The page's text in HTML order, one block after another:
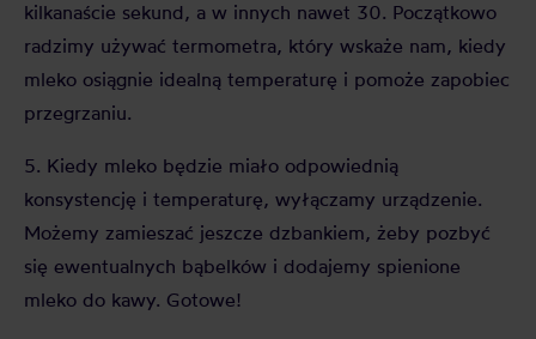
kilkanaście sekund, a w innych nawet 30. Początkowo
radzimy używać termometra, który wskaże nam, kiedy
mleko osiągnie idealną temperaturę i pomoże zapobiec
przegrzaniu.
5. Kiedy mleko będzie miało odpowiednią
konsystencję i temperaturę, wyłączamy urządzenie.
Możemy zamieszać jeszcze dzbankiem, żeby pozbyć
się ewentualnych bąbelków i dodajemy spienione
mleko do kawy. Gotowe!